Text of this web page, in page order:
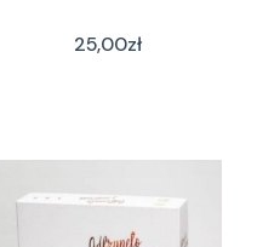
25,00zł